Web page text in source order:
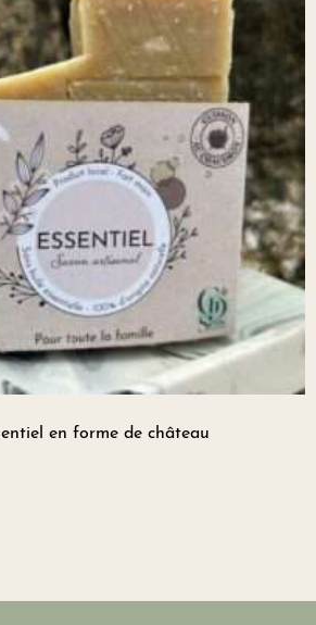
en forme de château